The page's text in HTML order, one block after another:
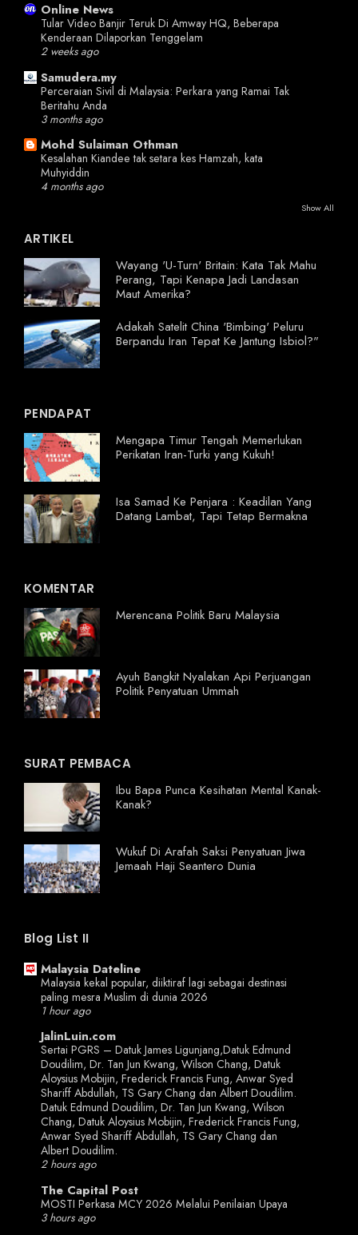
Online News
Tular Video Banjir Teruk Di Amway HQ, Beberapa
Kenderaan Dilaporkan Tenggelam
2 weeks ago
Samudera.my
Perceraian Sivil di Malaysia: Perkara yang Ramai Tak
Beritahu Anda
3 months ago
Mohd Sulaiman Othman
Kesalahan Kiandee tak setara kes Hamzah, kata
Muhyiddin
4 months ago
Show All
ARTIKEL
Wayang 'U-Turn' Britain: Kata Tak Mahu
Perang, Tapi Kenapa Jadi Landasan
Maut Amerika?
Adakah Satelit China 'Bimbing' Peluru
Berpandu Iran Tepat Ke Jantung Isbiol?"
PENDAPAT
Mengapa Timur Tengah Memerlukan
Perikatan Iran-Turki yang Kukuh!
Isa Samad Ke Penjara : Keadilan Yang
Datang Lambat, Tapi Tetap Bermakna
KOMENTAR
Merencana Politik Baru Malaysia
Ayuh Bangkit Nyalakan Api Perjuangan
Politik Penyatuan Ummah
SURAT PEMBACA
Ibu Bapa Punca Kesihatan Mental Kanak-
Kanak?
Wukuf Di Arafah Saksi Penyatuan Jiwa
Jemaah Haji Seantero Dunia
Blog List II
Malaysia Dateline
Malaysia kekal popular, diiktiraf lagi sebagai destinasi
paling mesra Muslim di dunia 2026
1 hour ago
JalinLuin.com
Sertai PGRS – Datuk James Ligunjang,Datuk Edmund
Doudilim, Dr. Tan Jun Kwang, Wilson Chang, Datuk
Aloysius Mobijin, Frederick Francis Fung, Anwar Syed
Shariff Abdullah, TS Gary Chang dan Albert Doudilim.
Datuk Edmund Doudilim, Dr. Tan Jun Kwang, Wilson
Chang, Datuk Aloysius Mobijin, Frederick Francis Fung,
Anwar Syed Shariff Abdullah, TS Gary Chang dan
Albert Doudilim.
2 hours ago
The Capital Post
MOSTI Perkasa MCY 2026 Melalui Penilaian Upaya
3 hours ago